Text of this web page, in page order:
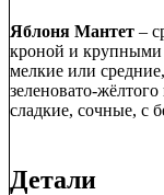
Яблоня Мантет –
кроной и крупными
мелкие или
зеленовато-
сладкие, сочные, с
Детали